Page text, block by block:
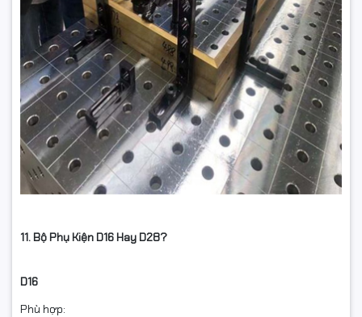
11. Bộ Phụ Kiện D16 Hay D28?
D16
Phù hợp: